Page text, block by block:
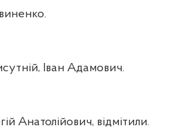
Іван Адамович.
Анатолійович, відмітили.